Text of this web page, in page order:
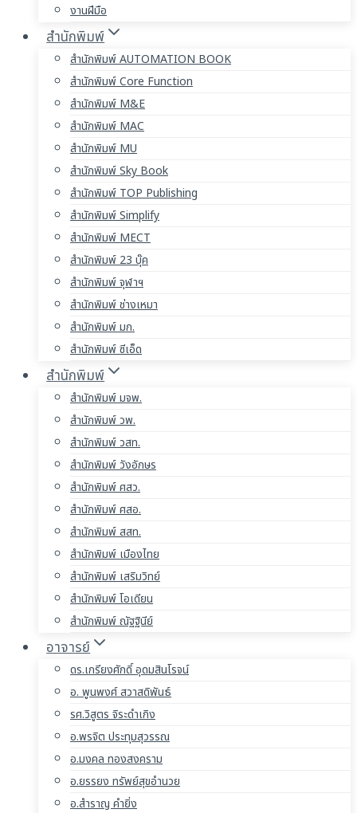
งานฝีมือ
สำนักพิมพ์
สำนักพิมพ์ AUTOMATION BOOK
สำนักพิมพ์ Core Function
สำนักพิมพ์ M&E
สำนักพิมพ์ MAC
สำนักพิมพ์ MU
สำนักพิมพ์ Sky Book
สำนักพิมพ์ TOP Publishing
สำนักพิมพ์ Simplify
สำนักพิมพ์ MECT
สำนักพิมพ์ 23 บุ๊ค
สำนักพิมพ์ จุฬาฯ
สำนักพิมพ์ ช่างเหมา
สำนักพิมพ์ มก.
สำนักพิมพ์ ซีเอ็ด
สำนักพิมพ์
สำนักพิมพ์ มจพ.
สำนักพิมพ์ วพ.
สำนักพิมพ์ วสท.
สำนักพิมพ์ วังอักษร
สำนักพิมพ์ ศสว.
สำนักพิมพ์ ศสอ.
สำนักพิมพ์ สสท.
สำนักพิมพ์ เมืองไทย
สำนักพิมพ์ เสริมวิทย์
สำนักพิมพ์ โอเดียน
สำนักพิมพ์ ณัฐฐินีย์
อาจารย์
ดร.เกรียงศักดิ์ อุดมสินโรจน์
อ. พูนพงศ์ สวาสดิพันธ์
รศ.วิสูตร จิระดำเกิง
อ.พรจิต ประทุมสุวรรณ
อ.มงคล ทองสงคราม
อ.ยรรยง ทรัพย์สุขอำนวย
อ.สำราญ คำยิ่ง